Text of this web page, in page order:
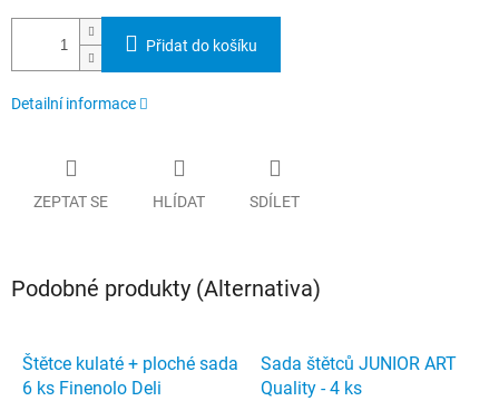
Přidat do košíku
Detailní informace
ZEPTAT SE HLÍDAT SDÍLET
Podobné produkty (Alternativa)
Štětce kulaté + ploché sada
6 ks Finenolo Deli
Sada štětců JUNIOR ART
Quality - 4 ks